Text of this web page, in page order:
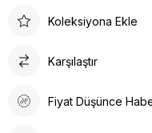
Koleksiyona Ekle
Karşılaştır
Fiyat Düşünce